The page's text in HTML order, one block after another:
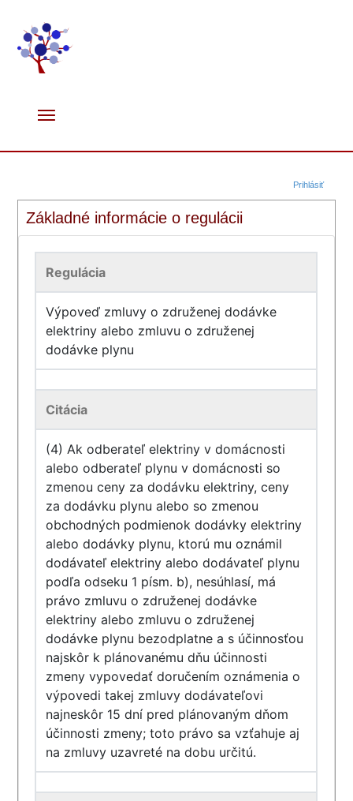
Prihlásiť
Základné informácie o regulácii
Regulácia
Výpoveď zmluvy o združenej dodávke
elektriny alebo zmluvu o združenej
dodávke plynu
Citácia
(4) Ak odberateľ elektriny v domácnosti
alebo odberateľ plynu v domácnosti so
zmenou ceny za dodávku elektriny, ceny
za dodávku plynu alebo so zmenou
obchodných podmienok dodávky elektriny
alebo dodávky plynu, ktorú mu oznámil
dodávateľ elektriny alebo dodávateľ plynu
podľa odseku 1 písm. b), nesúhlasí, má
právo zmluvu o združenej dodávke
elektriny alebo zmluvu o združenej
dodávke plynu bezodplatne a s účinnosťou
najskôr k plánovanému dňu účinnosti
zmeny vypovedať doručením oznámenia o
výpovedi takej zmluvy dodávateľovi
najneskôr 15 dní pred plánovaným dňom
účinnosti zmeny; toto právo sa vzťahuje aj
na zmluvy uzavreté na dobu určitú.